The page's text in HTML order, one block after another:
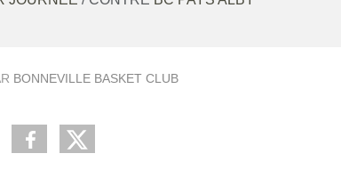
BONNEVILLE BASKET CLUB